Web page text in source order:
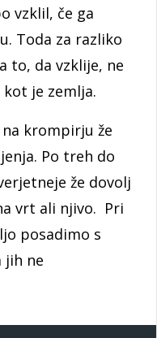
vzklil, če ga
Toda za razliko
to, da vzklije, ne
je zemlja.
krompirju že
Po treh do
že dovolj
vrt ali njivo. Pri
posadimo s
jih ne